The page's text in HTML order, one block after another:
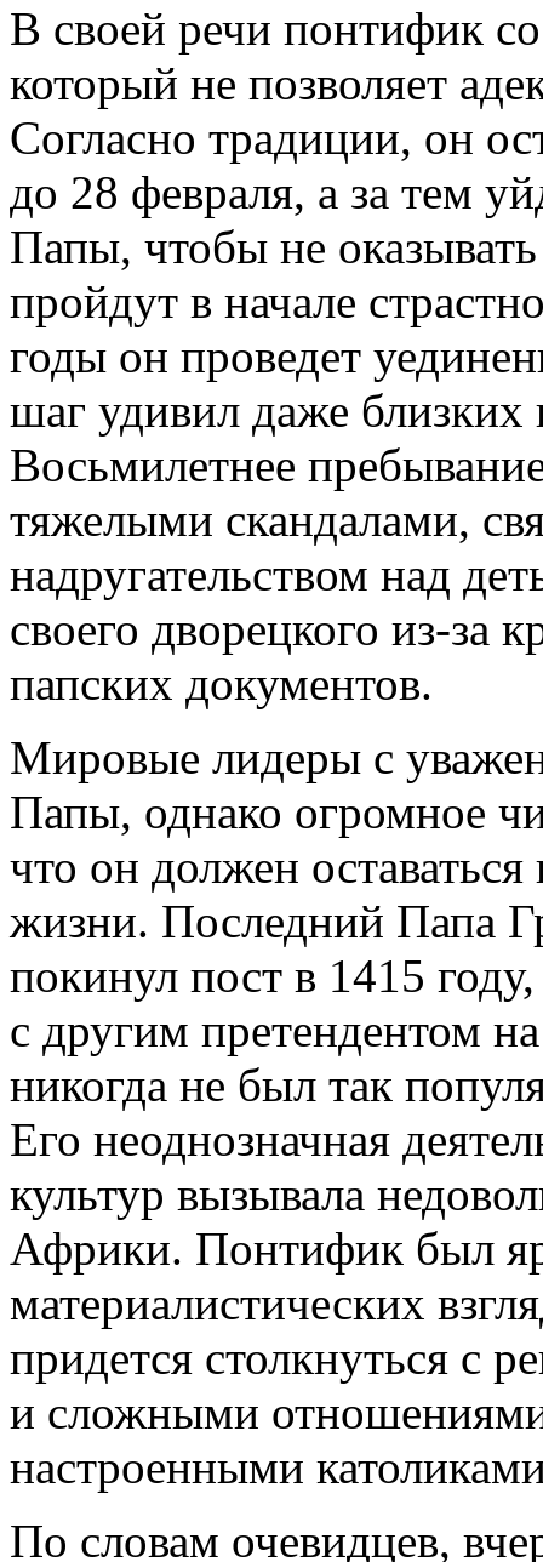
В своей речи понтифик
который не позволяет
Согласно традиции, он
до 28 февраля, а за тем
Папы, чтобы не
пройдут в начале
годы он проведет
шаг удивил даже
Восьмилетнее
тяжелыми скандалами,
надругательством над
своего дворецкого из-за
папских документов.
Мировые лидеры с
Папы, однако огромное
что он должен
жизни. Последний Папа
покинул пост в 1415
с другим претендентом
никогда не был так
Его неоднозначная
культур вызывала
Африки. Понтифик был
материалистических
придется столкнуться с
и сложными отношениями
настроенными
По словам очевидцев,